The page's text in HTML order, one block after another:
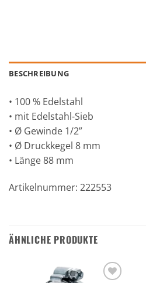
BESCHREIBUNG
• 100 % Edelstahl
• mit Edelstahl-Sieb
• Ø Gewinde 1/2”
• Ø Druckkegel 8 mm
• Länge 88 mm
Artikelnummer: 222553
ÄHNLICHE PRODUKTE